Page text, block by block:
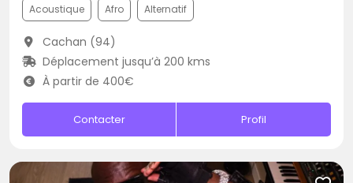
Acoustique Afro Alternatif
Cachan (94)
Déplacement jusqu’à 200 kms
À partir de 400€
Contacter Profil